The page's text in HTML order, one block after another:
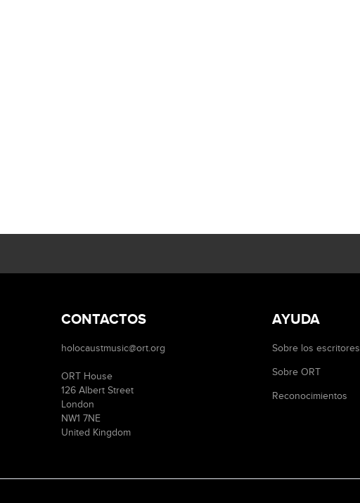
CONTACTOS
holocaustmusic@ort.org
ORT House
126 Albert Street
London
NW1 7NE
United Kingdom
AYUDA
Sobre los escritores
Sobre ORT
Reconocimientos